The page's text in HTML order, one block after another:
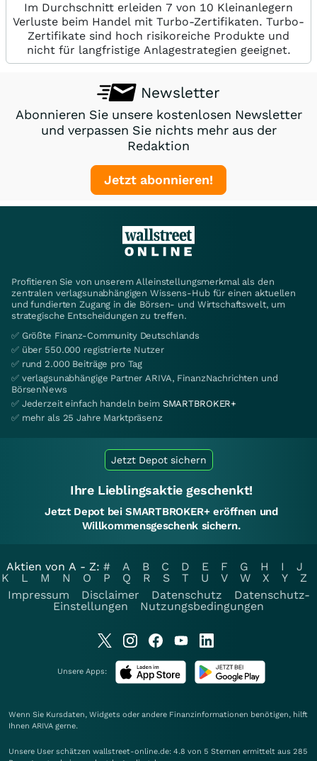
Im Durchschnitt erleiden 7 von 10 Kleinanlegern
Verluste beim Handel mit Turbo-Zertifikaten. Turbo-
Zertifikate sind hoch risikoreiche Produkte und
nicht für langfristige Anlagestrategien geeignet.
Newsletter
Abonnieren Sie unsere kostenlosen Newsletter
und verpassen Sie nichts mehr aus der
Redaktion
Jetzt abonnieren!
Profitieren Sie von unserem Alleinstellungsmerkmal als den
zentralen verlagsunabhängigen Wissens-Hub für einen aktuellen
und fundierten Zugang in die Börsen- und Wirtschaftswelt, um
strategische Entscheidungen zu treffen.
✅ Größte Finanz-Community Deutschlands
✅ über 550.000 registrierte Nutzer
✅ rund 2.000 Beiträge pro Tag
✅ verlagsunabhängige Partner ARIVA, FinanzNachrichten und
BörsenNews
✅ Jederzeit einfach handeln beim SMARTBROKER+
✅ mehr als 25 Jahre Marktpräsenz
Jetzt Depot sichern
Ihre Lieblingsaktie geschenkt!
Jetzt Depot bei SMARTBROKER+ eröffnen und
Willkommensgeschenk sichern.
Aktien von A - Z: # A B C D E F G H I
J
K
L M N O P Q R S T U V W X Y
Z
Impressum
Disclaimer Datenschutz
Datenschutz-
Einstellungen
Nutzungsbedingungen
Unsere Apps:
Wenn Sie Kursdaten, Widgets oder andere Finanzinformationen benötigen, hilft
Ihnen ARIVA gerne.
Unsere User schätzen wallstreet-online.de: 4.8 von 5 Sternen ermittelt aus 285